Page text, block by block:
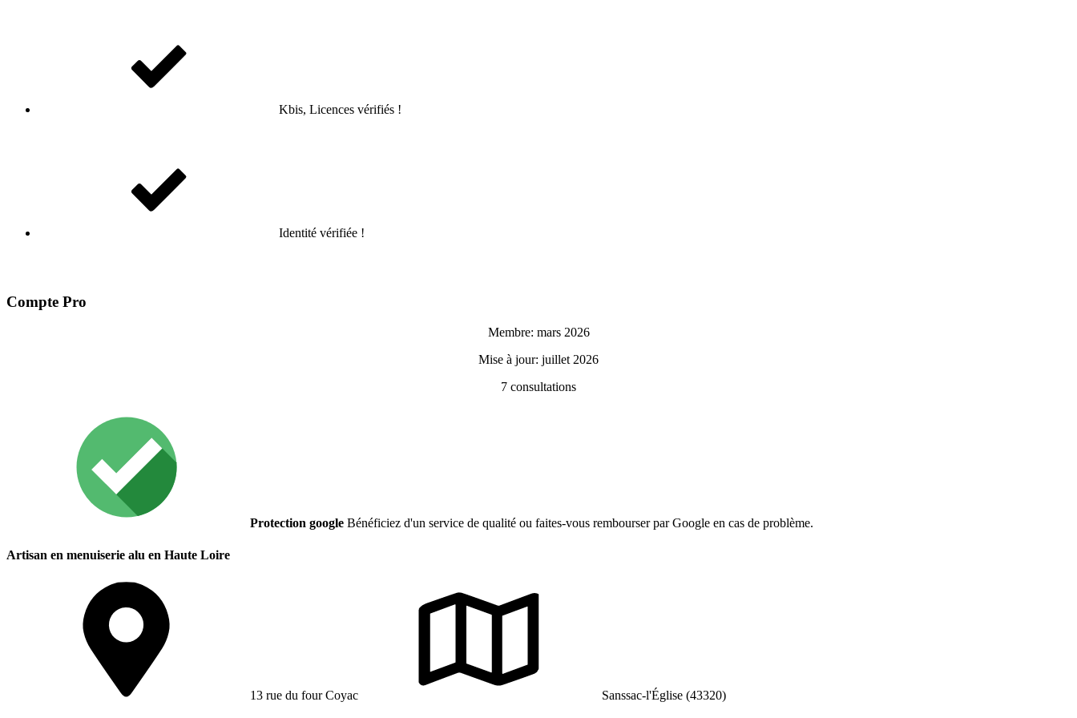
Kbis, Licences vérifiés !
Identité vérifiée !
Compte Pro
Membre: mars 2026
Mise à jour: juillet 2026
7 consultations
Protection google Bénéficiez d'un service de qualité ou faites-vous rembourser par Google en cas de problème.
Artisan en menuiserie alu en Haute Loire
13 rue du four Coyac Sanssac-l'Église (43320)